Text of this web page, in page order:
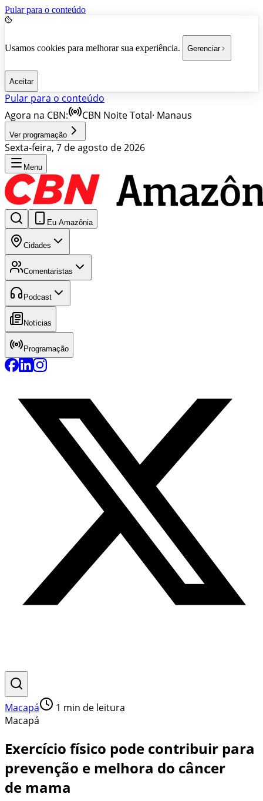
Pular para o conteúdo
Usamos cookies para melhorar sua experiência. Gerenciar
Aceitar
Pular para o conteúdo
Agora na CBN:
CBN Noite Total· Manaus
Ver programação
Sexta-feira, 7 de agosto de 2026
Menu
Eu Amazônia
Cidades
Comentaristas
Podcast
Notícias
Programação
Macapá 1 min de leitura
Macapá
Exercício físico pode contribuir para
prevenção e melhora do câncer
de mama